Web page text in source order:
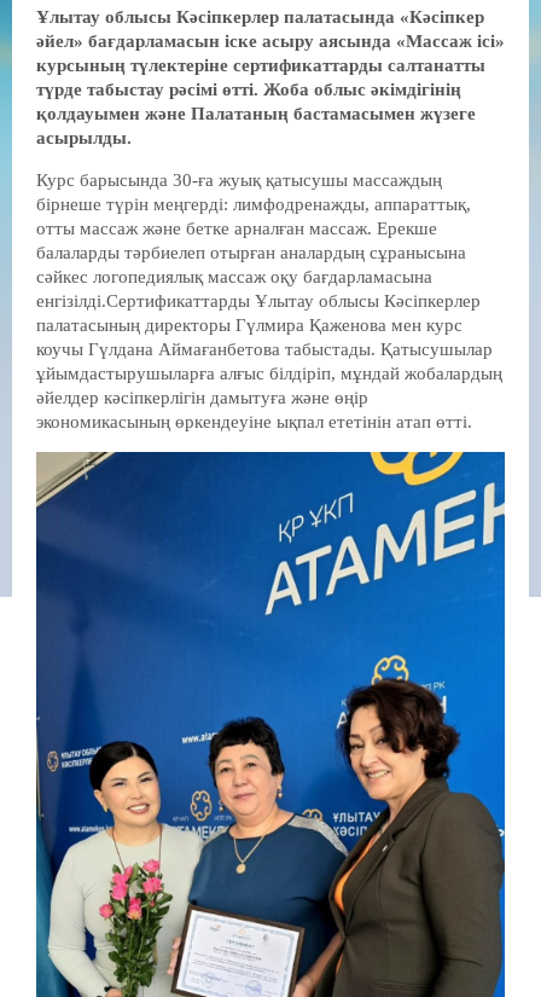
Ұлытау облысы Кәсіпкерлер палатасында «Кәсіпкер
әйел» бағдарламасын іске асыру аясында «Массаж ісі»
курсының түлектеріне сертификаттарды салтанатты
түрде табыстау рәсімі өтті. Жоба облыс әкімдігінің
қолдауымен және Палатаның бастамасымен жүзеге
асырылды.
Курс барысында 30-ға жуық қатысушы массаждың
бірнеше түрін меңгерді: лимфодренажды, аппараттық,
отты массаж және бетке арналған массаж. Ерекше
балаларды тәрбиелеп отырған аналардың сұранысына
сәйкес логопедиялық массаж оқу бағдарламасына
енгізілді.Сертификаттарды Ұлытау облысы Кәсіпкерлер
палатасының директоры Гүлмира Қаженова мен курс
коучы Гүлдана Аймағанбетова табыстады. Қатысушылар
ұйымдастырушыларға алғыс білдіріп, мұндай жобалардың
әйелдер кәсіпкерлігін дамытуға және өңір
экономикасының өркендеуіне ықпал ететінін атап өтті.